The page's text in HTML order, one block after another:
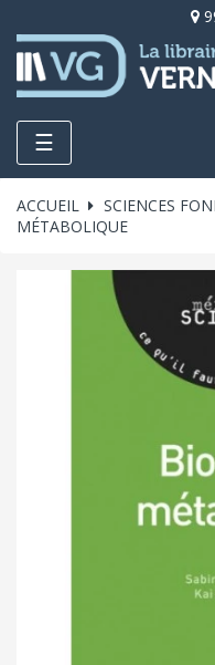
Toggle
navigation
☰
ACCUEIL SCIENCES
MÉTABOLIQUE